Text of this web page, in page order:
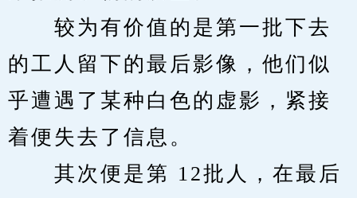
较为有价值的是第一批下去
的工人留下的最后影像，他们似
乎遭遇了某种白色的虚影，紧接
着便失去了信息。
其次便是第 12批人，在最后